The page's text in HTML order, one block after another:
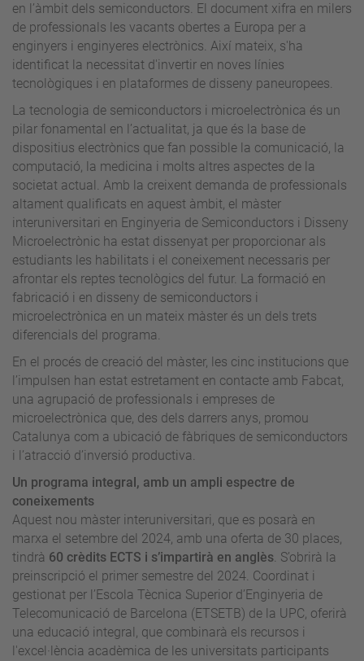
en l’àmbit dels semiconductors. El document xifra en milers
de professionals les vacants obertes a Europa per a
enginyers i enginyeres electrònics. Així mateix, s'ha
identificat la necessitat d'invertir en noves línies
tecnològiques i en plataformes de disseny paneuropees.
La tecnologia de semiconductors i microelectrònica és un
pilar fonamental en l’actualitat, ja que és la base de
dispositius electrònics que fan possible la comunicació, la
computació, la medicina i molts altres aspectes de la
societat actual. Amb la creixent demanda de professionals
altament qualificats en aquest àmbit, el màster
interuniversitari en Enginyeria de Semiconductors i Disseny
Microelectrònic ha estat dissenyat per proporcionar als
estudiants les habilitats i el coneixement necessaris per
afrontar els reptes tecnològics del futur. La formació en
fabricació i en disseny de semiconductors i
microelectrònica en un mateix màster és un dels trets
diferencials del programa.
En el procés de creació del màster, les cinc institucions que
l’impulsen han estat estretament en contacte amb Fabcat,
una agrupació de professionals i empreses de
microelectrònica que, des dels darrers anys, promou
Catalunya com a ubicació de fàbriques de semiconductors
i l’atracció d’inversió productiva.
Un programa integral, amb un ampli espectre de
coneixements
Aquest nou màster interuniversitari, que es posarà en
marxa el setembre del 2024, amb una oferta de 30 places,
tindrà 60 crèdits ECTS i s’impartirà en anglès. S’obrirà la
preinscripció el primer semestre del 2024. Coordinat i
gestionat per l’Escola Tècnica Superior d’Enginyeria de
Telecomunicació de Barcelona (ETSETB) de la UPC, oferirà
una educació integral, que combinarà els recursos i
l'excel·lència acadèmica de les universitats participants